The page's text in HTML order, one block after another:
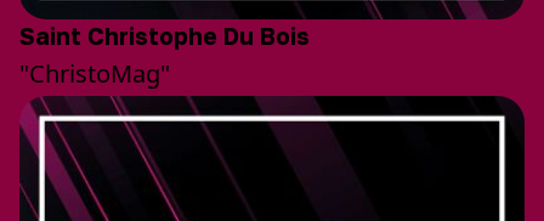
Saint Christophe Du Bois
"ChristoMag"